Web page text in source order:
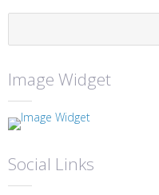
Image Widget
Social Links